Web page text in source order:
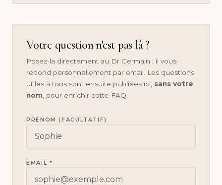
Votre question n'est pas là ?
Posez-la directement au Dr Germain : il vous
répond personnellement par email. Les questions
utiles à tous sont ensuite publiées ici, sans votre
nom , pour enrichir cette FAQ.
PRÉNOM (FACULTATIF)
EMAIL *